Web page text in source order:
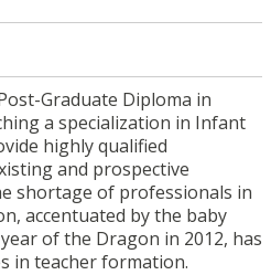
Graduate Diploma in
a specialization in Infant
highly qualified
and prospective
shortage of professionals in
accentuated by the baby
of the Dragon in 2012, has
in teacher formation.